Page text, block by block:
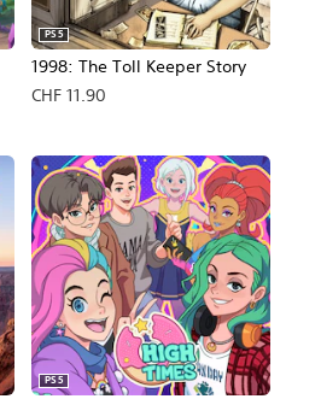
1998: The Toll Keeper Story
PS5
CHF 11.90
PS5